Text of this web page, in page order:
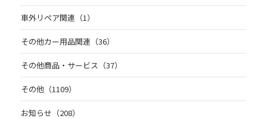
車外リペア関連（1）
その他カー用品関連（36）
その他商品・サービス（37）
その他（1109）
お知らせ（208）